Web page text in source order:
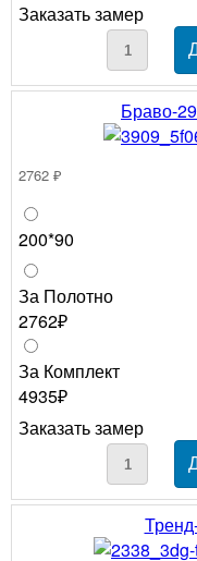
Заказать замер
Браво-
2762 ₽
200*90
За Полотно
2762₽
За Комплект
4935₽
Заказать замер